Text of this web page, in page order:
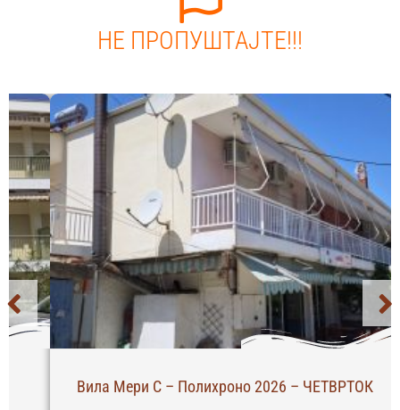
НЕ ПРОПУШТАЈТЕ!!!
Вила Мери С – Полихроно 2026 – ЧЕТВРТОК